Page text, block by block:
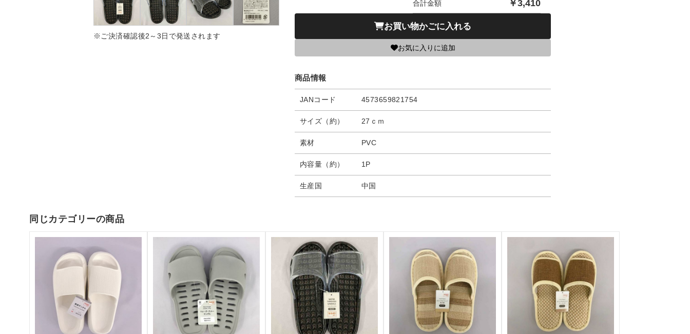
※ご決済確認後2～3日で発送されます
合計金額 ￥3,410
お買い物かごに入れる
お気に入りに追加
商品情報
JANコード 4573659821754
サイズ（約） 27ｃｍ
素材 PVC
内容量（約） 1P
生産国 中国
同じカテゴリーの商品